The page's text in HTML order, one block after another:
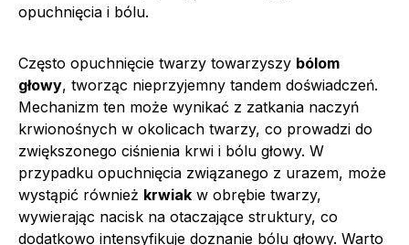
opuchnięcia i bólu.
Często opuchnięcie twarzy towarzyszy bólom
głowy, tworząc nieprzyjemny tandem doświadczeń.
Mechanizm ten może wynikać z zatkania naczyń
krwionośnych w okolicach twarzy, co prowadzi do
zwiększonego ciśnienia krwi i bólu głowy. W
przypadku opuchnięcia związanego z urazem, może
wystąpić również krwiak w obrębie twarzy,
wywierając nacisk na otaczające struktury, co
dodatkowo intensyfikuje doznanie bólu głowy. Warto